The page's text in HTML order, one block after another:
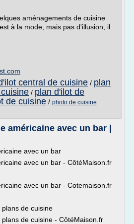
aménagements de cuisine
à la mode, mais pas d'illusion, il
central de cuisine / plan
/ plan d'ilot de
de cuisine / photo de cuisine
américaine avec un bar |
avec un bar
avec un bar - CôtéMaison.fr
avec un bar - Cotemaison.fr
de cuisine
de cuisine - CôtéMaison.fr